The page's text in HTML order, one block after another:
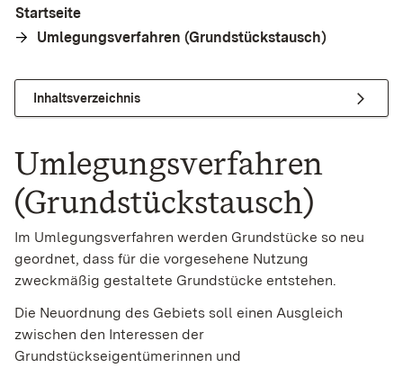
Startseite
Umlegungsverfahren (Grundstückstausch)
Inhaltsverzeichnis
Umlegungsverfahren
(Grundstückstausch)
Im Umlegungsverfahren werden Grundstücke so neu
geordnet, dass für die vorgesehene Nutzung
zweckmäßig gestaltete Grundstücke entstehen.
Die Neuordnung des Gebiets soll einen Ausgleich
zwischen den Interessen der
Grundstückseigentümerinnen und